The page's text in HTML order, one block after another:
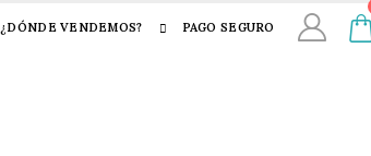
¿DÓNDE VENDEMOS? PAGO SEGURO